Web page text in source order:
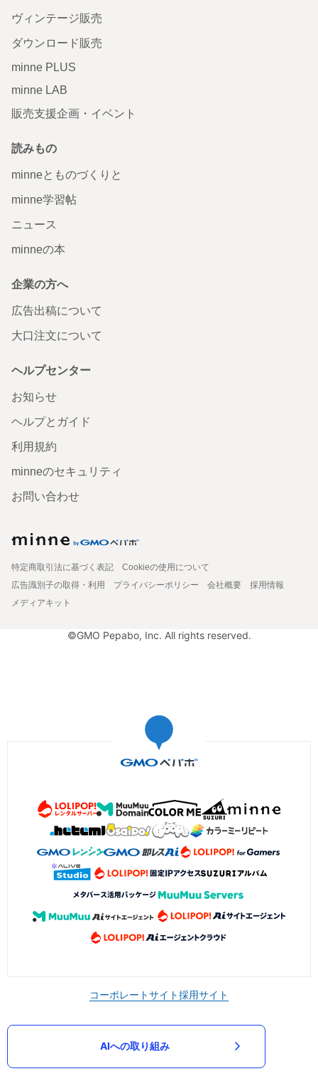
ヴィンテージ販売
ダウンロード販売
minne PLUS
minne LAB
販売支援企画・イベント
読みもの
minneとものづくりと
minne学習帖
ニュース
minneの本
企業の方へ
広告出稿について
大口注文について
ヘルプセンター
お知らせ
ヘルプとガイド
利用規約
minneのセキュリティ
お問い合わせ
特定商取引法に基づく表記
Cookieの使用について
広告識別子の取得・利用
プライバシーポリシー 会社概要
採用情報
メディアキット
©GMO Pepabo, Inc. All rights reserved.
コーポレートサイト採用サイト
AIへの取り組み